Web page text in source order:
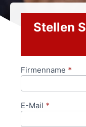
Stellen
Anfrageformular
Firmenname *
E-Mail *